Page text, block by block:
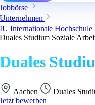
Jobbörse
Unternehmen
IU Internationale Hochschule
Duales Studium Soziale
Duales
Aachen Duales
Jetzt bewerben